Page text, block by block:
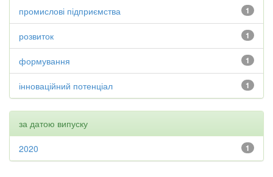
1
промислові підприємства
1
розвиток
1
формування
1
інноваційний потенціал
за датою випуску
1
2020